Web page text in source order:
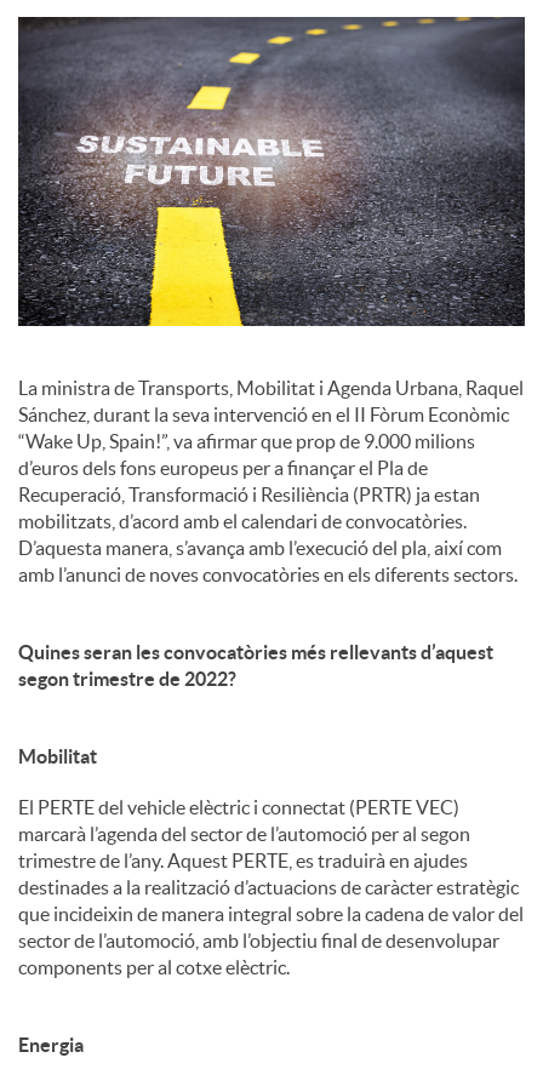
s
S
o
c
i
a
l
s
La ministra de Transports, Mobilitat i Agenda Urbana, Raquel
Sánchez, durant la seva intervenció en el II Fòrum Econòmic
“Wake Up, Spain!”, va afirmar que prop de 9.000 milions
d’euros dels fons europeus per a finançar el Pla de
Recuperació, Transformació i Resiliència (PRTR) ja estan
mobilitzats, d’acord amb el calendari de convocatòries.
D’aquesta manera, s’avança amb l’execució del pla, així com
amb l’anunci de noves convocatòries en els diferents sectors.
Quines seran les convocatòries més rellevants d’aquest
segon trimestre de 2022?
Mobilitat
El PERTE del vehicle elèctric i connectat (PERTE VEC)
marcarà l’agenda del sector de l’automoció per al segon
trimestre de l’any. Aquest PERTE, es traduirà en ajudes
destinades a la realització d’actuacions de caràcter estratègic
que incideixin de manera integral sobre la cadena de valor del
sector de l’automoció, amb l’objectiu final de desenvolupar
components per al cotxe elèctric.
Energia